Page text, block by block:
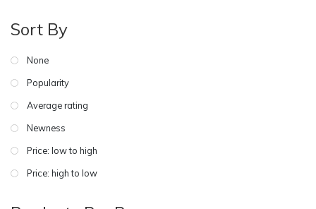
Sort By
None
Popularity
Average rating
Newness
Price: low to high
Price: high to low